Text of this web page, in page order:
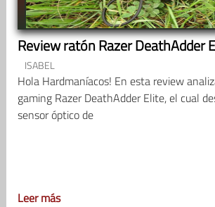
Review ratón Razer DeathAdder
ISABEL
Hola Hardmaníacos! En esta review
gaming Razer DeathAdder Elite, el cual
sensor óptico de
Leer más